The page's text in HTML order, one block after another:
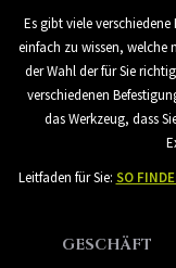
Es gibt viele
einfach zu wissen, welche
der Wahl der für Sie
verschiedenen
das Werkzeug, dass
Leitfaden für Sie: SO
GESCHÄFT